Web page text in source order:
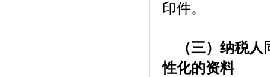
印件。
（三）纳税人
性化的资料